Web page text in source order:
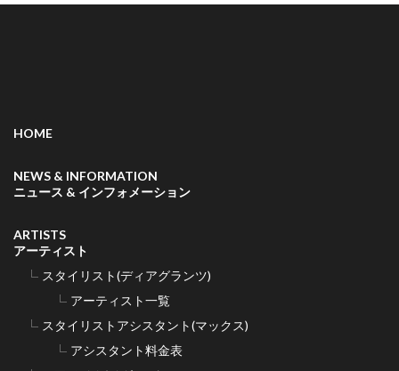
HOME
NEWS & INFORMATION
ニュース & インフォメーション
ARTISTS
アーティスト
スタイリスト(ディアグランツ)
アーティスト一覧
スタイリストアシスタント(マックス)
アシスタント料金表